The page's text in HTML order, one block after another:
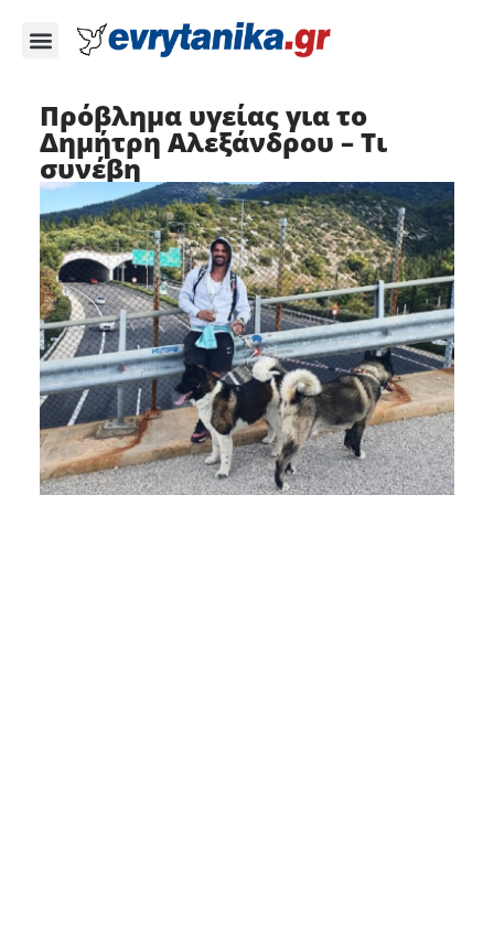
Πρόβλημα υγείας για το
Δημήτρη Αλεξάνδρου – Τι
συνέβη